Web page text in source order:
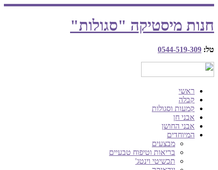
חנות מיסטיקה "סגולות"
טל: 0544-519-309
ראשי
קבלה
קמעות וסגולות
אבני חן
אבני החושן
המיוחדים
מבצעים
בריאות וטיפוח טבעיים
תכשיטי וינטג'